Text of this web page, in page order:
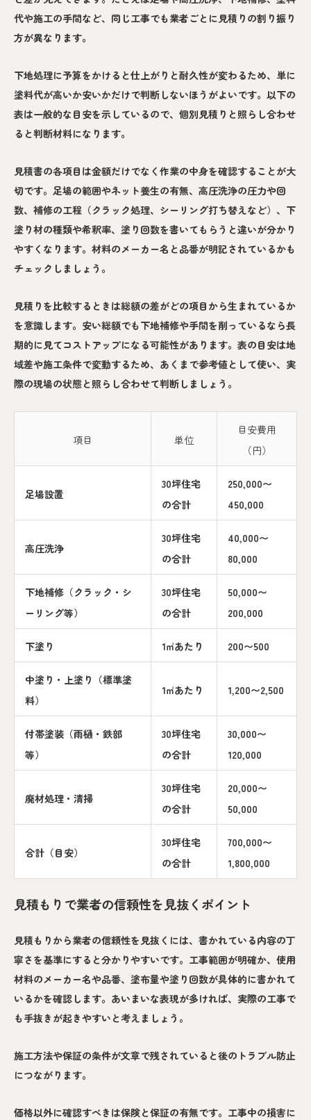
代や施工の手間など、同じ工事でも業者ごとに見積りの割り振り
方が異なります。
下地処理に予算をかけると仕上がりと耐久性が変わるため、単に
塗料代が高いか安いかだけで判断しないほうがよいです。以下の
表は一般的な目安を示しているので、個別見積りと照らし合わせ
ると判断材料になります。
見積書の各項目は金額だけでなく作業の中身を確認することが大
切です。足場の範囲やネット養生の有無、高圧洗浄の圧力や回
数、補修の工程（クラック処理、シーリング打ち替えなど）、下
塗り材の種類や希釈率、塗り回数を書いてもらうと違いが分かり
やすくなります。材料のメーカー名と品番が明記されているかも
チェックしましょう。
見積りを比較するときは総額の差がどの項目から生まれているか
を意識します。安い総額でも下地補修や手間を削っているなら長
期的に見てコストアップになる可能性があります。表の目安は地
域差や施工条件で変動するため、あくまで参考値として使い、実
際の現場の状態と照らし合わせて判断しましょう。
項目 単位
目安費用
（円）
足場設置
30坪住宅
の合計
250,000〜
450,000
高圧洗浄
30坪住宅
の合計
40,000〜
80,000
下地補修（クラック・シ
ーリング等）
30坪住宅
の合計
50,000〜
200,000
下塗り 1㎡あたり 200〜500
中塗り・上塗り（標準塗
料）
1㎡あたり 1,200〜2,500
付帯塗装（雨樋・鉄部
等）
30坪住宅
の合計
30,000〜
120,000
廃材処理・清掃
30坪住宅
の合計
20,000〜
50,000
合計（目安）
30坪住宅
の合計
700,000〜
1,800,000
見積もりで業者の信頼性を見抜くポイント
見積もりから業者の信頼性を見抜くには、書かれている内容の丁
寧さを基準にすると分かりやすいです。工事範囲が明確か、使用
材料のメーカー名や品番、塗布量や塗り回数が具体的に書かれて
いるかを確認します。あいまいな表現が多ければ、実際の工事で
も手抜きが起きやすいと考えましょう。
施工方法や保証の条件が文章で残されていると後のトラブル防止
につながります。
価格以外に確認すべきは保険と保証の有無です。工事中の損害に